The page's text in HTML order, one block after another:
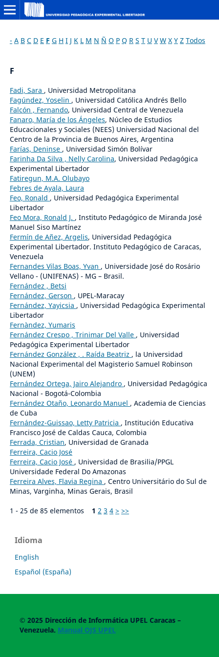
- A B C D E F G H I J K L M N Ñ O P Q R S T U V W X Y Z Todos
F
Fadi, Sara , Universidad Metropolitana
Fagúndez, Yoselin , Universidad Católica Andrés Bello
Falcón , Fernando, Universidad Central de Venezuela
Fanaro, María de los Ángeles, Núcleo de Estudios
Educacionales y Sociales (NEES) Universidad Nacional del
Centro de la Provincia de Buenos Aires, Argentina
Farías, Deninse , Universidad Simón Bolívar
Farinha Da Silva , Nelly Carolina, Universidad Pedagógica
Experimental Libertador
Fatiregun, M.A. Olubayo
Febres de Ayala, Laura
Feo, Ronald , Universidad Pedagógica Experimental
Libertador
Feo Mora, Ronald J. , Instituto Pedagógico de Miranda José
Manuel Siso Martínez
Fermín de Añez, Argelis, Universidad Pedagógica
Experimental Libertador. Instituto Pedagógico de Caracas,
Venezuela
Fernandes Vilas Boas, Yvan , Universidade José do Rosário
Vellano - (UNIFENAS) - MG – Brasil.
Fernández , Betsi
Fernández, Gerson , UPEL-Maracay
Fernández, Yayicsia , Universidad Pedagógica Experimental
Libertador
Fernàndez, Yumaris
Fernández Crespo , Trinimar Del Valle , Universidad
Pedagógica Experimental Libertador
Fernández González , . Raída Beatriz , la Universidad
Nacional Experimental del Magisterio Samuel Robinson
(UNEM)
Fernández Ortega, Jairo Alejandro , Universidad Pedagógica
Nacional - Bogotá-Colombia
Fernández Otaño, Leonardo Manuel , Academia de Ciencias
de Cuba
Fernández-Guissao, Letty Patricia , Institución Educativa
Francisco José de Caldas Cauca, Colombia
Ferrada, Cristian, Universidad de Granada
Ferreira, Cacio José
Ferreira, Cacio José , Universidad de Brasilia/PPGL
Universidade Federal Do Amazonas
Ferreira Alves, Flavia Regina , Centro Universitário do Sul de
Minas, Varginha, Minas Gerais, Brasil
1 - 25 de 85 elementos 1 2 3 4 > >>
Idioma
English
Español (España)
© 2025 Dirección de Informática UPEL Caracas –
Venezuela. Manual OJS UPEL